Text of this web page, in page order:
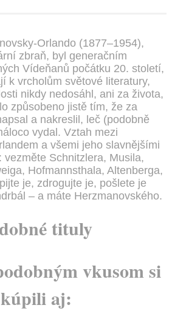
Orlando (1877–1954),
zbraň, byl generačním
Vídeňanů počátku 20. století,
k vrcholům světové literatury,
nikdy nedosáhl, ani za života,
způsobeno jistě tím, že za
a nakreslil, leč (podobně
vydal. Vztah mezi
a všemi jeho slavnějšími
vezměte Schnitzlera, Musila,
Hofmannsthala, Altenberga,
je, zdrogujte je, pošlete je
– a máte Herzmanovského.
tituly
vkusom si
kúpili aj: